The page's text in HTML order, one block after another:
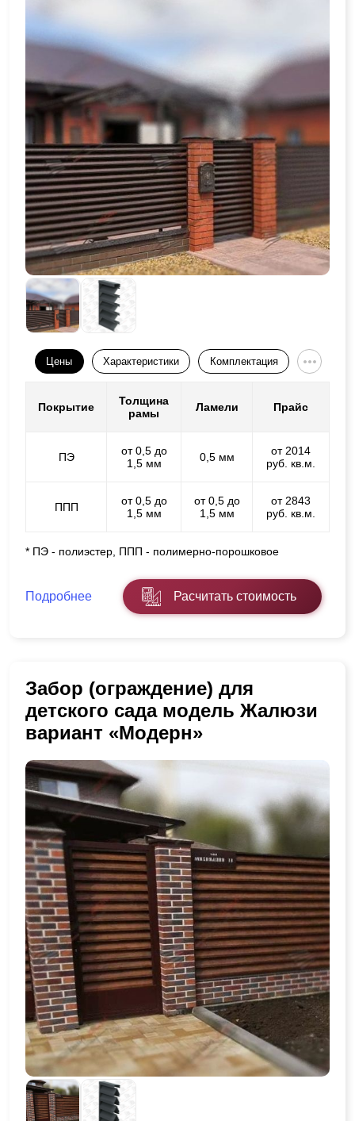
Цены Характеристики Комплектация
Покрытие
Толщина
рамы
Ламели Прайс
ПЭ
от 0,5 до
1,5 мм
0,5 мм
от 2014
руб. кв.м.
ППП
от 0,5 до
1,5 мм
от 0,5 до
1,5 мм
от 2843
руб. кв.м.
* ПЭ - полиэстер, ППП - полимерно-порошковое
Подробнее Расчитать стоимость
Забор (ограждение) для
детского сада модель Жалюзи
вариант «Модерн»